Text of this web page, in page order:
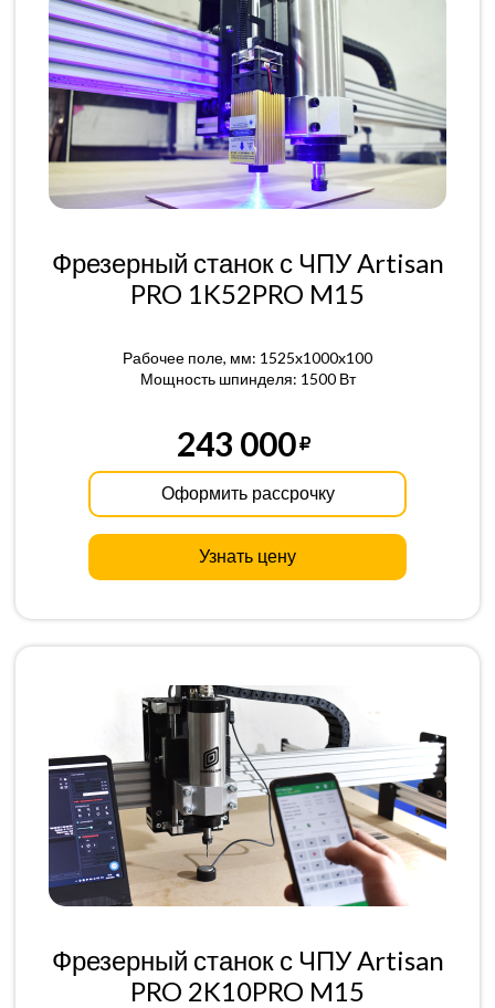
Фрезерный станок с ЧПУ Artisan
PRO 1K52PRO M15
Рабочее поле, мм: 1525x1000x100
Мощность шпинделя: 1500 Вт
243 000
Оформить рассрочку
Узнать цену
Фрезерный станок с ЧПУ Artisan
PRO 2K10PRO M15